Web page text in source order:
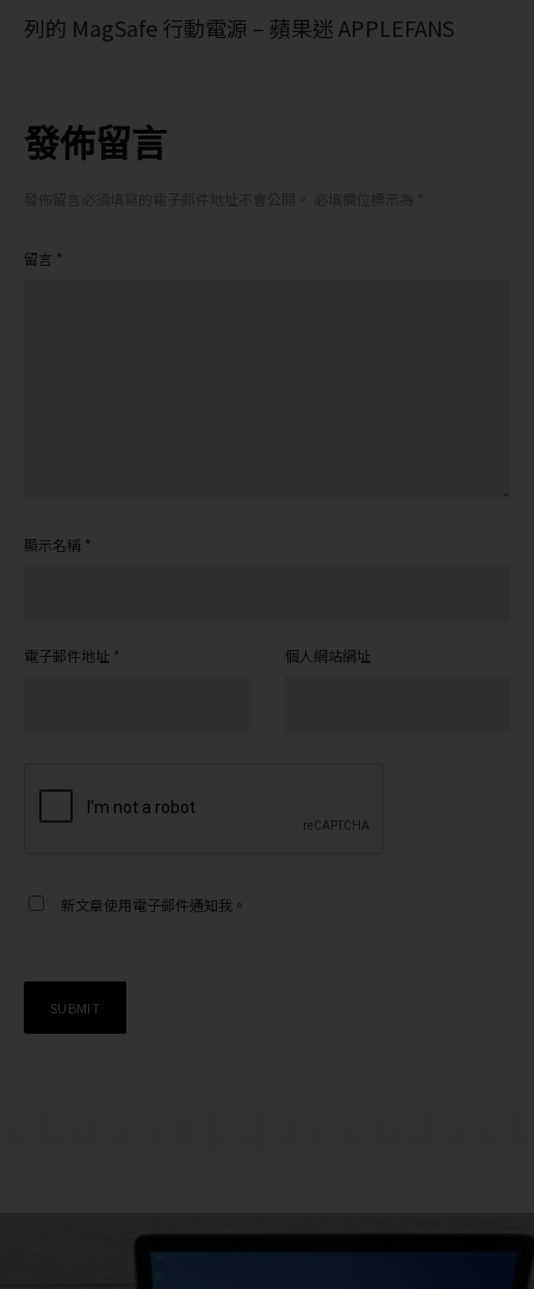
列的 MagSafe 行動電源 – 蘋果迷 APPLEFANS
發佈留言
留言 *
顯示名稱 *
電子郵件地址 * 個人網站網址
新文章使用電子郵件通知我。